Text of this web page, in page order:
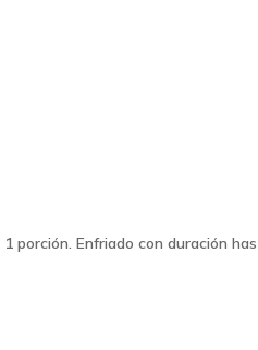
porción. Enfriado con duración